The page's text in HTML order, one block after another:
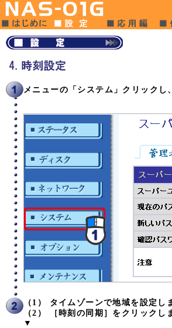
メニューの「システム」クリック
（1） タイムゾーンで地域を設定し
（2） ［時刻の同期］をクリックし
▼